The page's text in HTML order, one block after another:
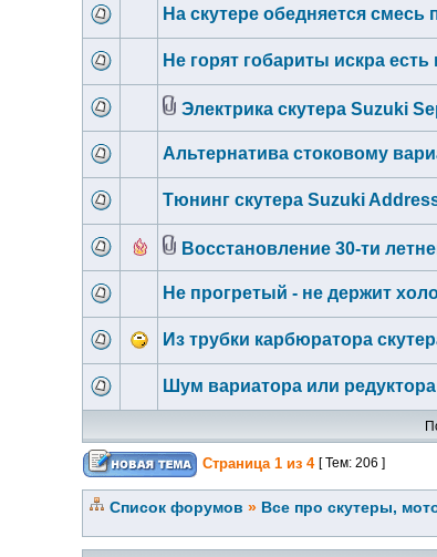
На скутере обедняется смесь
Не горят гобариты искра
Электрика скутера Suzuki
Альтернатива стоковому
Тюнинг скутера Suzuki
Восстановление 30-ти
Не прогретый - не держит
Из трубки карбюратора
Шум вариатора или редуктора
Страница 1 из 4 [ Тем: 206 ]
Список форумов » Все про скутеры,